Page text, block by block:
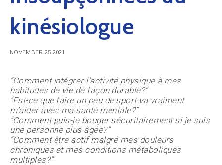
kinésiologue
NOVEMBER 25 2021
“Comment intégrer l’activité physique à mes
habitudes de vie de façon durable?”
“Est-ce que faire un peu de sport va vraiment
m’aider avec ma santé mentale?”
“Comment puis-je bouger sécuritairement si je suis
une personne plus âgée?”
“Comment être actif malgré mes douleurs
chroniques et mes conditions métaboliques
multiples?”